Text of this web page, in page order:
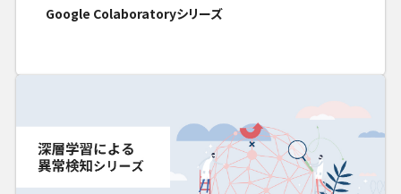
Google Colaboratoryシリーズ